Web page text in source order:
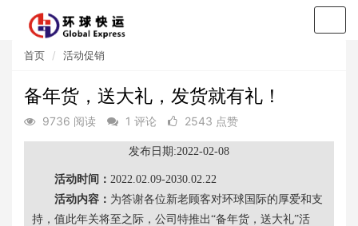
首页 活动促销
备年货，送大礼，发货就有礼！
9736 阅读 1 评论 2543 点赞
发布日期:2022-02-08
活动时间： 2022.02.09-2030.02.22
活动内容： 为答谢各位新老顾客对环球国际的厚爱和支
持，值此年关将至之际，公司特推出“备年货，送大礼”活